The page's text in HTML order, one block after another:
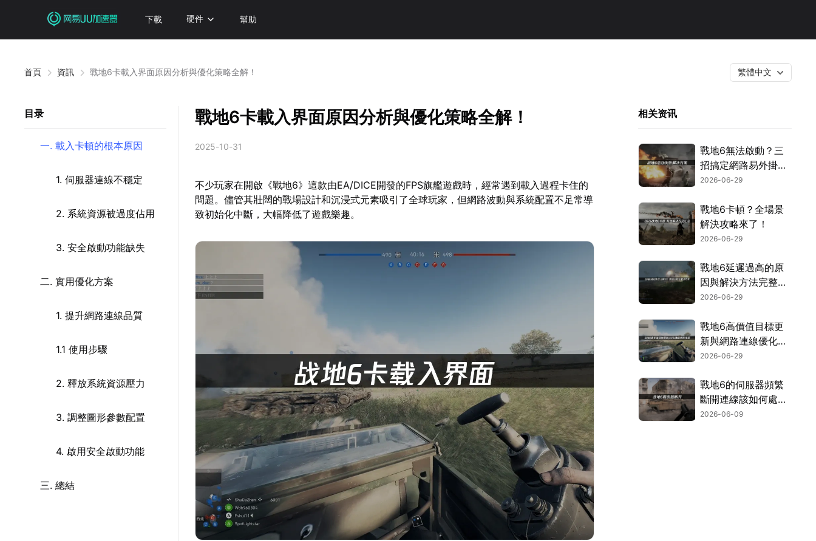
下載 硬件 幫助
首頁 資訊 戰地6卡載入界面原因分析與優化策略全解！ 繁體中文
目录
一. 載入卡頓的根本原因
1. 伺服器連線不穩定
2. 系統資源被過度佔用
3. 安全啟動功能缺失
二. 實用優化方案
1. 提升網路連線品質
1.1 使用步驟
2. 釋放系統資源壓力
3. 調整圖形參數配置
4. 啟用安全啟動功能
三. 總結
戰地6卡載入界面原因分析與優化策略全解！
2025-10-31
不少玩家在開啟《戰地6》這款由EA/DICE開發的FPS旗艦遊戲時，經常遇到載入過程卡住的
問題。儘管其壯闊的戰場設計和沉浸式元素吸引了全球玩家，但網路波動與系統配置不足常導
致初始化中斷，大幅降低了遊戲樂趣。
相关资讯
戰地6無法啟動？三
招搞定網路易外掛與
安全設定！
2026-06-29
戰地6卡頓？全場景
解決攻略來了！
2026-06-29
戰地6延遲過高的原
因與解決方法完整解
析！
2026-06-29
戰地6高價值目標更
新與網路連線優化攻
略！
2026-06-29
戰地6的伺服器頻繁
斷開連線該如何處
理？三個方法讓你徹
2026-06-09